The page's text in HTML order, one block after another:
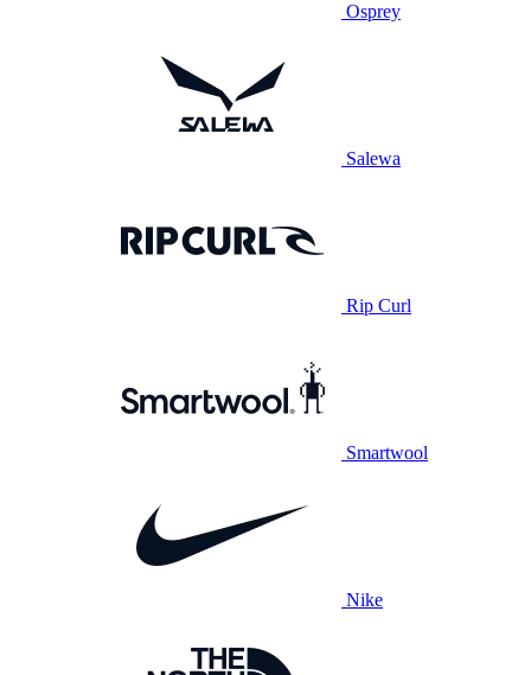
Osprey
Salewa
Rip Curl
Smartwool
Nike